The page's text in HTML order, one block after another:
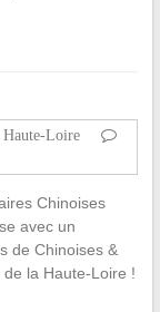
Haute-Loire
Chinoises
avec un
de Chinoises &
la Haute-Loire !